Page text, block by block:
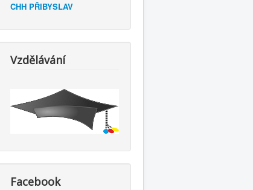
CHH PŘIBYSLAV
Vzdělávání
Facebook